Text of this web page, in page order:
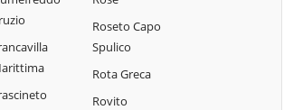
Roseto Capo
Spulico
Rota Greca
Rovito